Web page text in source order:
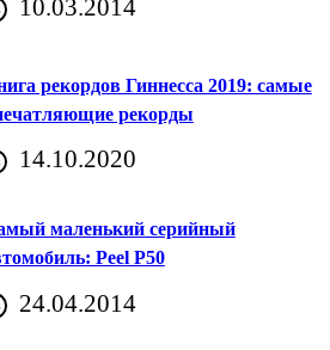
10.03.2014
рекордов Гиннесса 2019: самые
рекорды
14.10.2020
маленький серийный
Peel P50
24.04.2014